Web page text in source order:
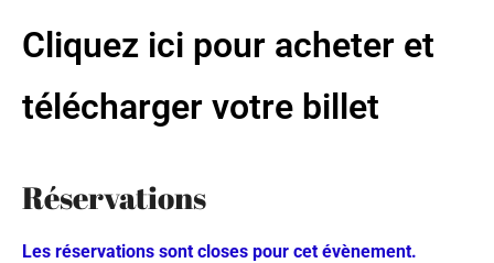
Cliquez ici pour acheter et
télécharger votre billet
Réservations
Les réservations sont closes pour cet évènement.